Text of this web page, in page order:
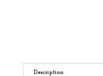
Description